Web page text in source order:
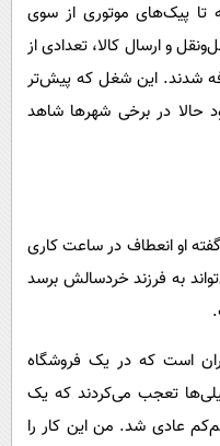
تا پیک‌های موتوری از سوی
و ارسال کالا، تعدادی از
شدند. این شغل که پیش‌تر
حالا در برخی شهرها شاهد
او انعطاف در ساعت کاری
به فرزند خردسالش برسد
است که در یک فروشگاه
تعجب می‌کردند که یک
عادی شد. من این کار را